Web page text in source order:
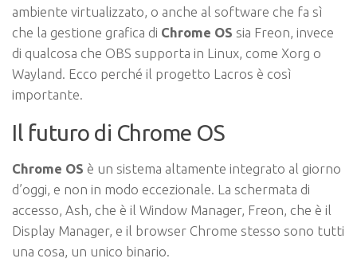
ambiente virtualizzato, o anche al software che fa sì
che la gestione grafica di Chrome OS sia Freon, invece
di qualcosa che OBS supporta in Linux, come Xorg o
Wayland. Ecco perché il progetto Lacros è così
importante.
Il futuro di Chrome OS
Chrome OS è un sistema altamente integrato al giorno
d’oggi, e non in modo eccezionale. La schermata di
accesso, Ash, che è il Window Manager, Freon, che è il
Display Manager, e il browser Chrome stesso sono tutti
una cosa, un unico binario.